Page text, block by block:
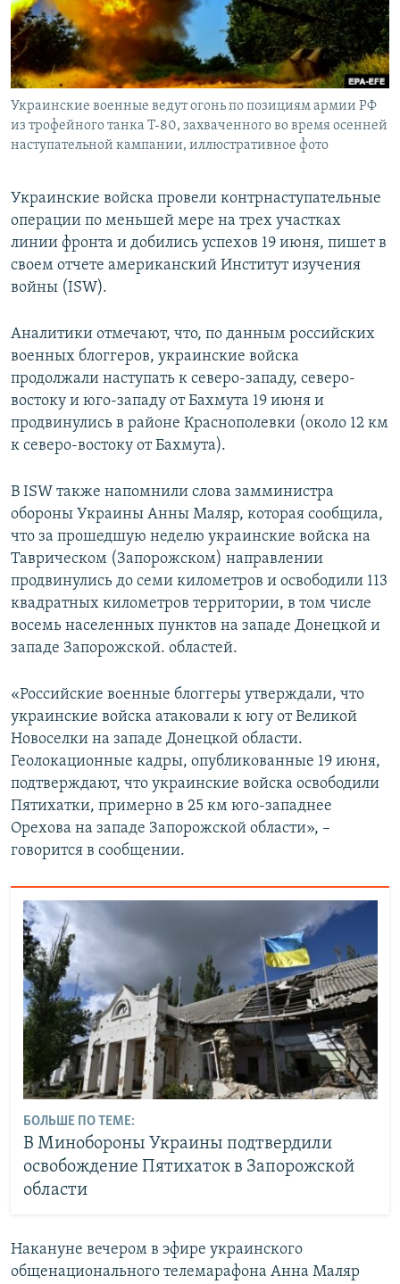
ПОБЕДИТЕЛЕЙ НЕ СУДЯТ?
КРЫМ.НЕПОКОРЕННЫЙ
ELIFBE
УКРАИНСКАЯ ПРОБЛЕМА КРЫМА
ПРИСОЕДИНЯЙТЕСЬ!
Все сайты RFE/RL
Украинские военные ведут огонь по позициям армии РФ
из трофейного танка Т-80, захваченного во время осенней
наступательной кампании, иллюстративное фото
Украинские войска провели контрнаступательные
операции по меньшей мере на трех участках
линии фронта и добились успехов 19 июня, пишет в
своем отчете американский Институт изучения
войны (ISW).
Аналитики отмечают, что, по данным российских
военных блоггеров, украинские войска
продолжали наступать к северо-западу, северо-
востоку и юго-западу от Бахмута 19 июня и
продвинулись в районе Краснополевки (около 12 км
к северо-востоку от Бахмута).
В ISW также напомнили слова замминистра
обороны Украины Анны Маляр, которая сообщила,
что за прошедшую неделю украинские войска на
Таврическом (Запорожском) направлении
продвинулись до семи километров и освободили 113
квадратных километров территории, в том числе
восемь населенных пунктов на западе Донецкой и
западе Запорожской. областей.
«Российские военные блоггеры утверждали, что
украинские войска атаковали к югу от Великой
Новоселки на западе Донецкой области.
Геолокационные кадры, опубликованные 19 июня,
подтверждают, что украинские войска освободили
Пятихатки, примерно в 25 км юго-западнее
Орехова на западе Запорожской области», –
говорится в сообщении.
БОЛЬШЕ ПО ТЕМЕ:
В Минобороны Украины подтвердили
освобождение Пятихаток в Запорожской
области
Накануне вечером в эфире украинского
общенационального телемарафона Анна Маляр